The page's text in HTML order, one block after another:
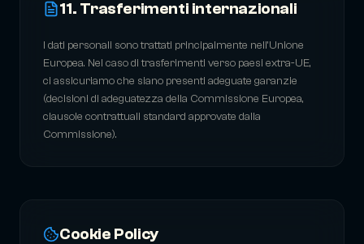
11. Trasferimenti internazionali
I dati personali sono trattati principalmente nell'Unione
Europea. Nel caso di trasferimenti verso paesi extra-UE,
ci assicuriamo che siano presenti adeguate garanzie
(decisioni di adeguatezza della Commissione Europea,
clausole contrattuali standard approvate dalla
Commissione).
Cookie Policy